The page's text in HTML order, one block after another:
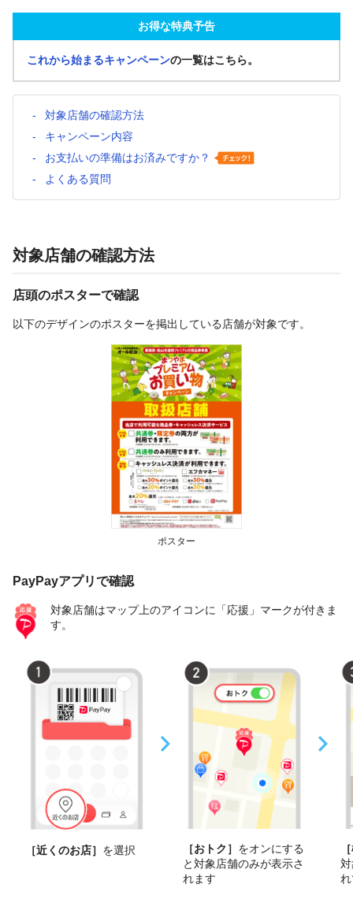
お得な特典予告
これから始まるキャンペーンの一覧はこちら。
対象店舗の確認方法
キャンペーン内容
お支払いの準備はお済みですか？
よくある質問
対象店舗の確認方法
店頭のポスターで確認
以下のデザインのポスターを掲出している店舗が対象です。
ポスター
PayPayアプリで確認
対象店舗はマップ上のアイコンに「応援」マークが付きま
す。
［近くのお店］ を選択 ［おトク］ をオンにする
と対象店舗のみが表示さ
れます